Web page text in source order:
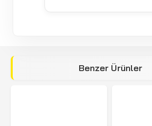
Benzer Ürünler